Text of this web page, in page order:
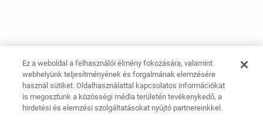
Ez a weboldal a felhasználói élmény fokozására, valamint
webhelyünk teljesítményének és forgalmának elemzésére
használ sütiket. Oldalhasználattal kapcsolatos információkat
is megosztunk a közösségi média területén tevékenykedő, a
hirdetési és elemzési szolgáltatásokat nyújtó partnereinkkel.